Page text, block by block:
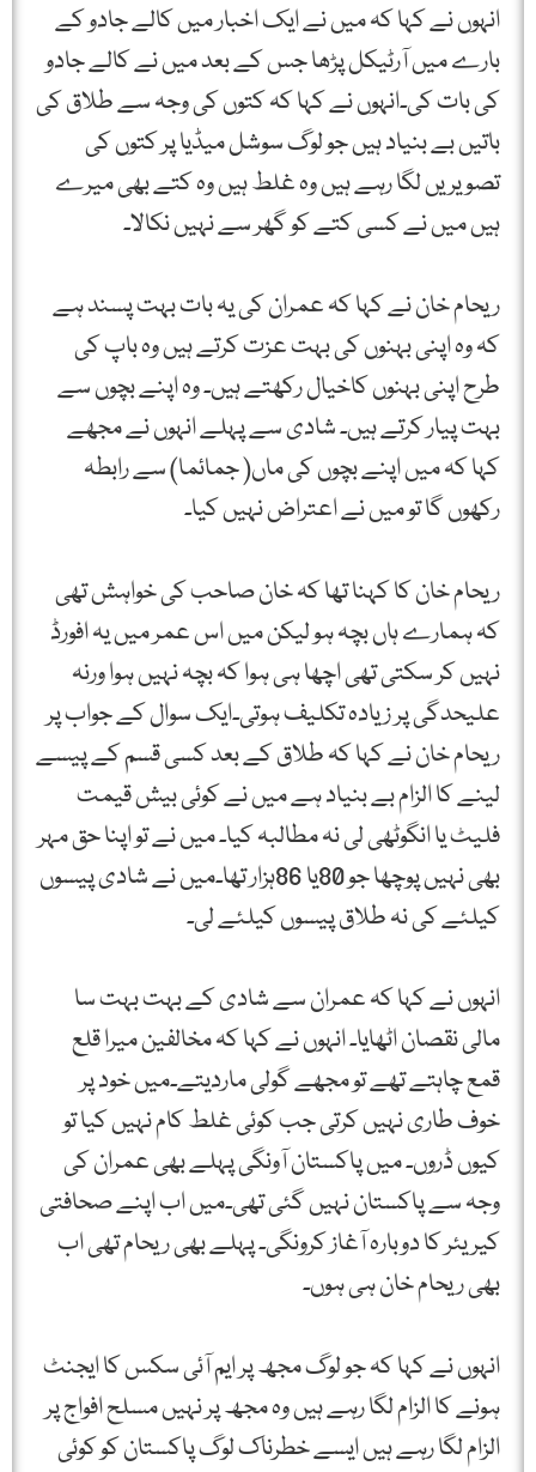
انہوں نے کہا کہ میں نے ایک اخبار میں کالے جادو کے
بارے میں آرٹیکل پڑھا جس کے بعد میں نے کالے جادو
کی بات کی۔انہوں نے کہا کہ کتوں کی وجہ سے طلاق کی
باتیں بے بنیاد ہیں جو لوگ سوشل میڈیا پر کتوں کی
تصویریں لگا رہے ہیں وہ غلط ہیں وہ کتے بھی میرے
ہیں میں نے کسی کتے کو گھر سے نہیں نکالا۔
ریحام خان نے کہا کہ عمران کی یہ بات بہت پسند ہے
کہ وہ اپنی بہنوں کی بہت عزت کرتے ہیں وہ باپ کی
طرح اپنی بہنوں کاخیال رکھتے ہیں۔ وہ اپنے بچوں سے
بہت پیار کرتے ہیں۔ شادی سے پہلے انہوں نے مجھے
کہا کہ میں اپنے بچوں کی ماں( جمائما) سے رابطہ
رکھوں گا تو میں نے اعتراض نہیں کیا۔
ریحام خان کا کہنا تھا کہ خان صاحب کی خواہش تھی
کہ ہمارے ہاں بچہ ہو لیکن میں اس عمر میں یہ افورڈ
نہیں کر سکتی تھی اچھا ہی ہوا کہ بچہ نہیں ہوا ورنہ
علیحدگی پر زیادہ تکلیف ہوتی۔ایک سوال کے جواب پر
ریحام خان نے کہا کہ طلاق کے بعد کسی قسم کے پیسے
لینے کا الزام بے بنیاد ہے میں نے کوئی بیش قیمت
فلیٹ یا انگوٹھی لی نہ مطالبہ کیا۔ میں نے تو اپنا حق مہر
بھی نہیں پوچھا جو 80یا 86ہزار تھا۔میں نے شادی پیسوں
کیلئے کی نہ طلاق پیسوں کیلئے لی۔
انہوں نے کہا کہ عمران سے شادی کے بہت بہت سا
مالی نقصان اٹھایا۔ انہوں نے کہا کہ مخالفین میرا قلع
قمع چاہتے تھے تو مجھے گولی ماردیتے۔میں خود پر
خوف طاری نہیں کرتی جب کوئی غلط کام نہیں کیا تو
کیوں ڈروں۔ میں پاکستان آونگی پہلے بھی عمران کی
وجہ سے پاکستان نہیں گئی تھی۔میں اب اپنے صحافتی
کیریئر کا دوبارہ آغاز کرونگی۔ پہلے بھی ریحام تھی اب
بھی ریحام خان ہی ہوں۔
انہوں نے کہا کہ جو لوگ مجھ پر ایم آئی سکس کا ایجنٹ
ہونے کا الزام لگا رہے ہیں وہ مجھ پر نہیں مسلح افواج پر
الزام لگا رہے ہیں ایسے خطرناک لوگ پاکستان کو کوئی